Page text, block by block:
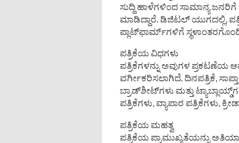
ಸುದ್ದಿ ಹಾಳೆಗಳಿಂದ ಸಾಮಾನ್ಯ
ಮಾಡಿದ್ದಾರೆ. ಡಿಜಿಟಲ್ ಯುಗದಲ್ಲಿ,
ಪ್ಲಾಟ್‌ಫಾರ್ಮ್‌ಗಳಿಗೆ
ಪತ್ರಿಕೆಯ ವಿಧಗಳು
ಪತ್ರಿಕೆಗಳನ್ನು ಅವುಗಳ ಪ್ರಕಟಣೆಯ
ವರ್ಗೀಕರಿಸಲಾಗಿದೆ. ದಿನಪತ್ರಿಕೆ,
ಬ್ರಾಡ್‌ಶೀಟ್‌ಗಳು ಮತ್ತು
ಪತ್ರಿಕೆಗಳು, ವ್ಯಾಪಾರ ಪತ್ರಿಕೆಗಳು,
ಪತ್ರಿಕೆಯ ಮಹತ್ವ
ಪತ್ರಿಕೆಯ ಪ್ರಾಮುಖ್ಯತೆಯನ್ನು